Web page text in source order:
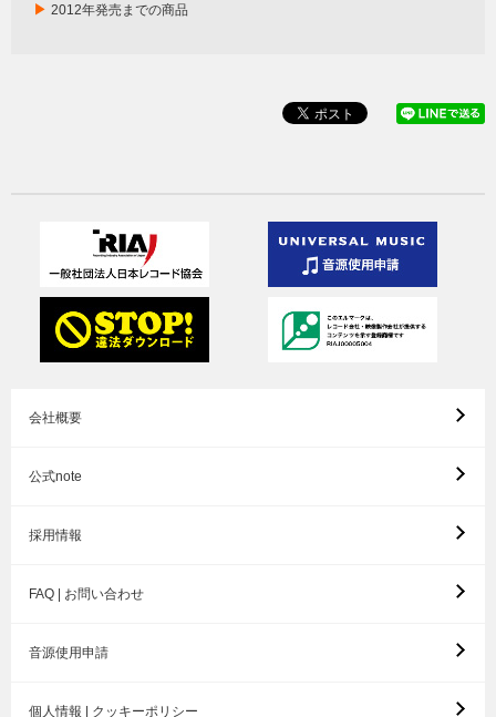
▶ 2012年発売までの商品
会社概要
公式note
採用情報
FAQ | お問い合わせ
音源使用申請
個人情報 | クッキーポリシー